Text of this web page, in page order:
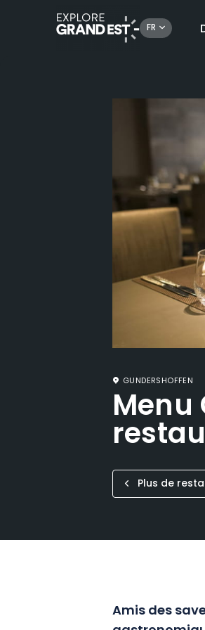
FR
GUNDERSHOFFEN
Plus de
Amis des